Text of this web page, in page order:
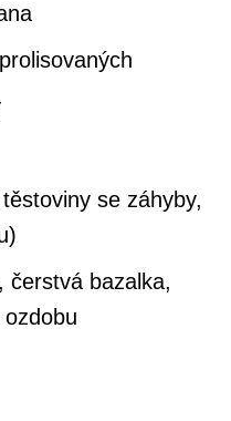
se záhyby,
čerstvá bazalka,